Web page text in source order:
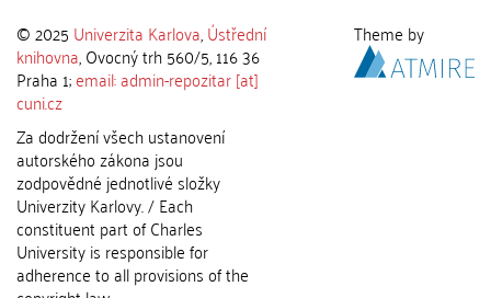
© 2025 Univerzita Karlova,Ústřední
knihovna, Ovocný trh 560/5, 116 36
Praha 1;email: admin-repozitar [at]
cuni.cz
Za dodržení všech ustanovení
autorského zákona jsou
zodpovědné jednotlivé složky
Univerzity Karlovy. / Each
constituent part of Charles
University is responsible for
adherence to all provisions of the
Theme by